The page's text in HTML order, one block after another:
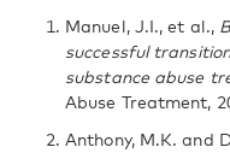
Manuel, J.I., et al.,
successful
substance abuse
Abuse Treatment,
Anthony, M.K. and